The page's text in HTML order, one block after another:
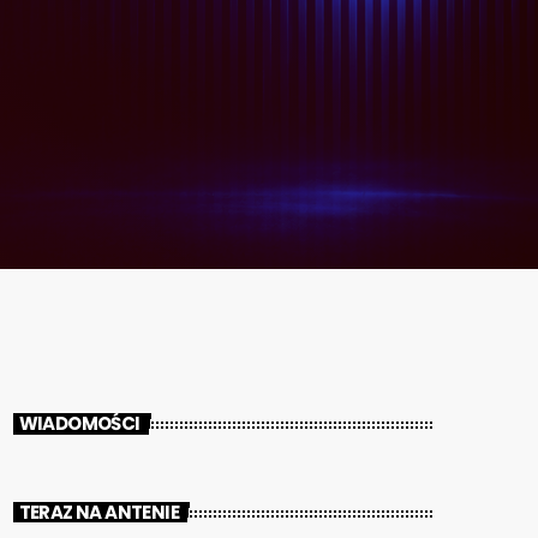
WIADOMOŚCI
TERAZ NA ANTENIE